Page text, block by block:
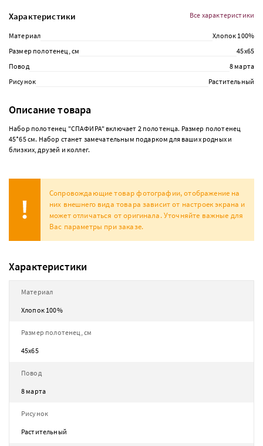
Характеристики
Материал
Хлопок 100%
Размер полотенец, см
45х65
Повод
8 марта
Рисунок
Растительный
Все характеристики
Описание товара
Набор полотенец "СПАФИРА" включает 2 полотенца. Размер полотенец
45*65 см. Набор станет замечательным подарком для ваших родных и
близких, друзей и коллег.
Сопровождающие товар фотографии, отображение на
них внешнего вида товара зависит от настроек экрана и
может отличаться от оригинала. Уточняйте важные для
Вас параметры при заказе.
Характеристики
Материал
Хлопок 100%
Размер полотенец, см
45х65
Повод
8 марта
Рисунок
Растительный